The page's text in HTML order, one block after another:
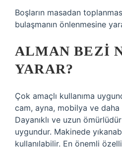
Boşların masadan
bulaşmanın önlenmesine
ALMAN BEZI
YARAR?
Çok amaçlı kullanıma
cam, ayna, mobilya ve daha
Dayanıklı ve uzun
uygundur. Makinede
kullanılabilir. En önemli